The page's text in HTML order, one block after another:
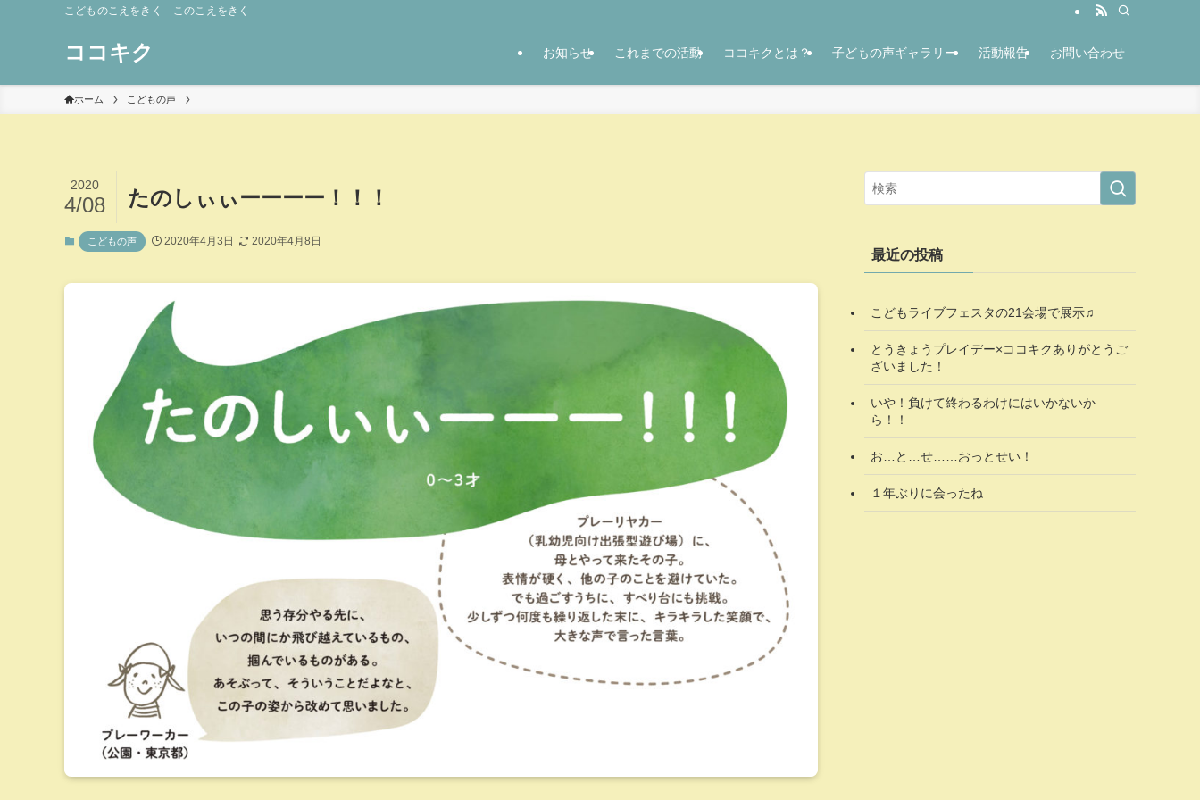
こどものこえをきく このこえをきく
ココキク お知らせ これまでの活動 ココキクとは？ 子どもの声ギャラリー 活動報告 お問い合わせ
ホーム こどもの声
たのしぃぃーーーー！！！
2020
4/08
こどもの声 2020年4月3日 2020年4月8日
最近の投稿
こどもライブフェスタの21会場で展示♫
とうきょうプレイデー×ココキクありがとうご
ざいました！
いや！負けて終わるわけにはいかないか
ら！！
お…と…せ……おっとせい！
１年ぶりに会ったね